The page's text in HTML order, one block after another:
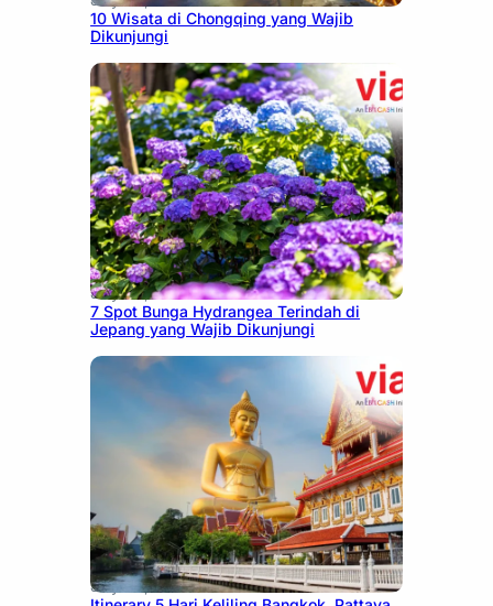
10 Wisata di Chongqing yang Wajib
Dikunjungi
July 23, 2026
7 Spot Bunga Hydrangea Terindah di
Jepang yang Wajib Dikunjungi
July 20, 2026